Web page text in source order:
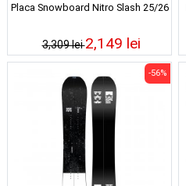
Placa Snowboard Nitro Slash 25/26
3,309 lei2,149 lei
-56%